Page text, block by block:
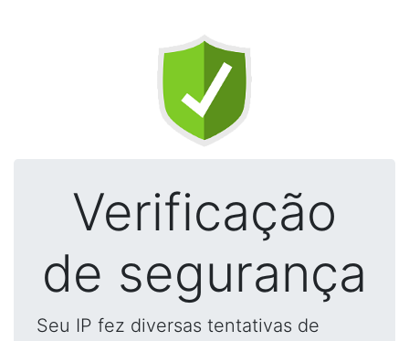
Verificação
de segurança
Seu IP fez diversas tentativas de